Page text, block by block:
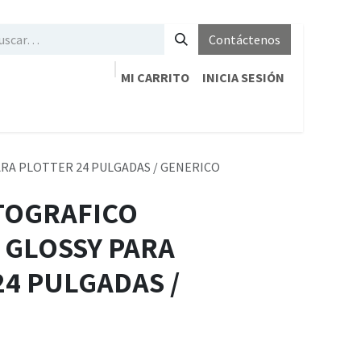
Contáctenos
MI CARRITO
INICIA SESIÓN
PLOTTER 24 PULGADAS / GENERICO
PARA
PULGADAS /